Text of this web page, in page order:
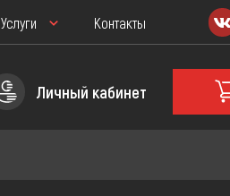
Услуги Контакты
Личный кабинет